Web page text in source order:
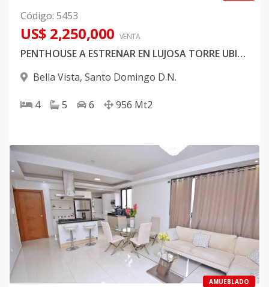
Código: 5453
US$ 2,250,000 VENTA
PENTHOUSE A ESTRENAR EN LUJOSA TORRE UBICADA EN BELLA VISTA
Bella Vista, Santo Domingo D.N.
4 5 6 956 Mt2
AMUEBLADO